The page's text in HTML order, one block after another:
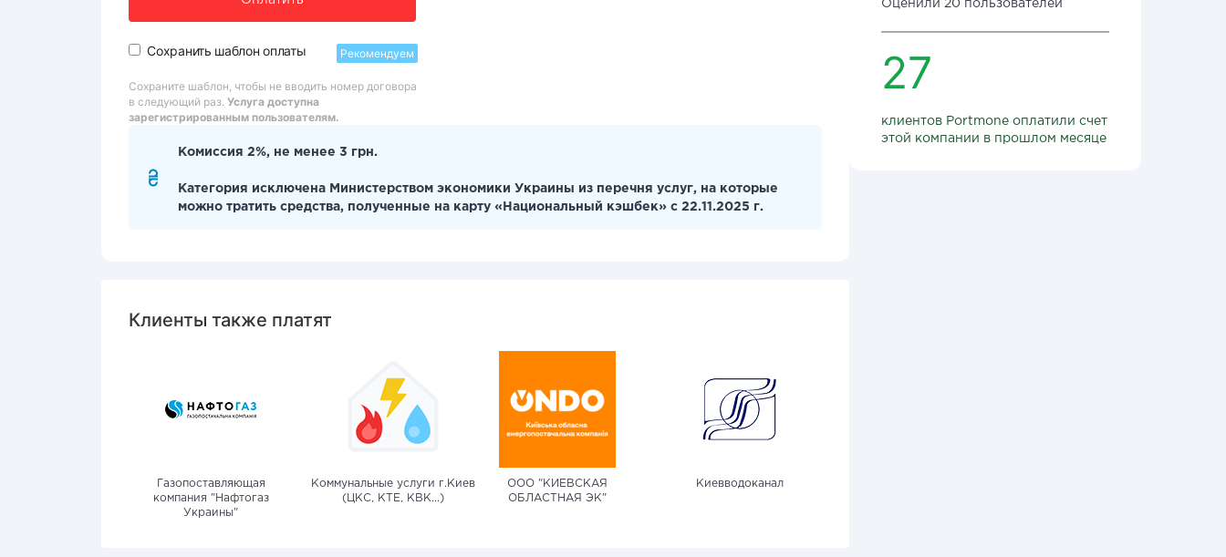
Сохранить шаблон оплаты Рекомендуем
Сохраните шаблон, чтобы не вводить номер договора
в следующий раз. Услуга доступна
зарегистрированным пользователям.
Комиссия 2%, не менее 3 грн.
Категория исключена Министерством экономики Украины из перечня услуг, на которые
можно тратить средства, полученные на карту «Национальный кэшбек» с 22.11.2025 г.
Клиенты также платят
Газопоставляющая
компания "Нафтогаз
Украины"
Коммунальные услуги г.Киев
(ЦКС, КТЕ, КВК...)
ООО "КИЕВСКАЯ
ОБЛАСТНАЯ ЭК"
Киевводоканал
Оценили 20 пользователей
27
клиентов Portmone оплатили счет
этой компании в прошлом месяце